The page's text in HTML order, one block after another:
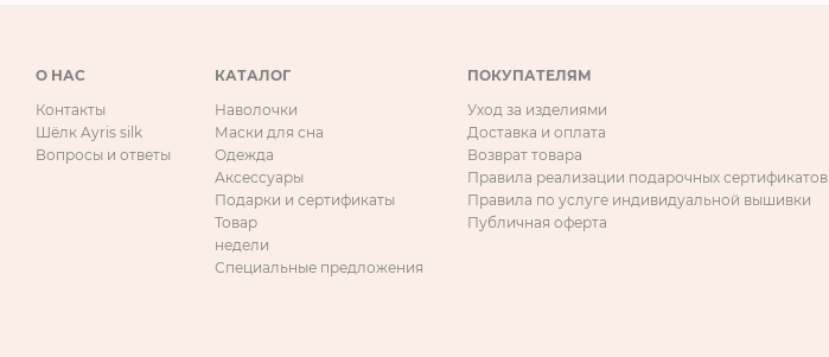
О НАС
Контакты
Шёлк Ayris silk
Вопросы и ответы
КАТАЛОГ
Наволочки
Маски для сна
Одежда
Аксессуары
Подарки и сертификаты
Товар
недели
Специальные предложения
ПОКУПАТЕЛЯМ
Уход за изделиями
Доставка и оплата
Возврат товара
Правила реализации подарочных сертификатов
Правила по услуге индивидуальной вышивки
Публичная оферта